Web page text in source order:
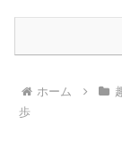
ホーム
歩